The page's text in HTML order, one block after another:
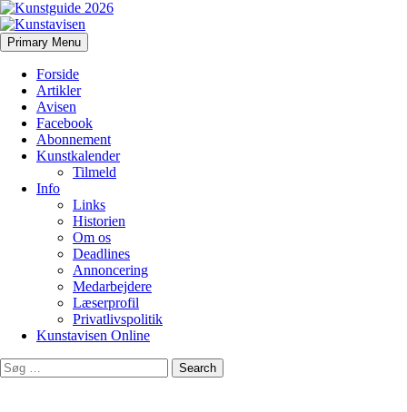
Kunstavisen
Search
Primary Menu Skip
to
Forside
Artikler
Avisen
Facebook
Abonnement
Kunstkalender
Tilmeld
Info
Links
Historien
Om os
Deadlines
Annoncering
Medarbejdere
Læserprofil
Privatlivspolitik
Kunstavisen Online
Search
for: